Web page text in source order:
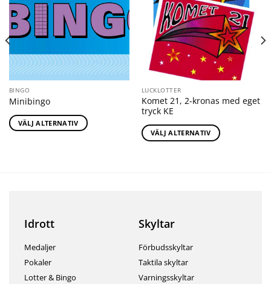
BINGO
Minibingo
VÄLJ ALTERNATIV
LUCKLOTTER
Komet 21, 2-kronas med eget
tryck KE
VÄLJ ALTERNATIV
Idrott
Medaljer
Pokaler
Lotter & Bingo
Skyltar
Förbudsskyltar
Taktila skyltar
Varningsskyltar